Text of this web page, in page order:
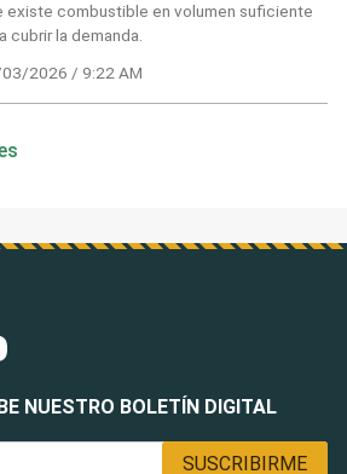
existe combustible en volumen suficiente
cubrir la demanda.
2026 / 9:22 AM
NUESTRO BOLETÍN DIGITAL